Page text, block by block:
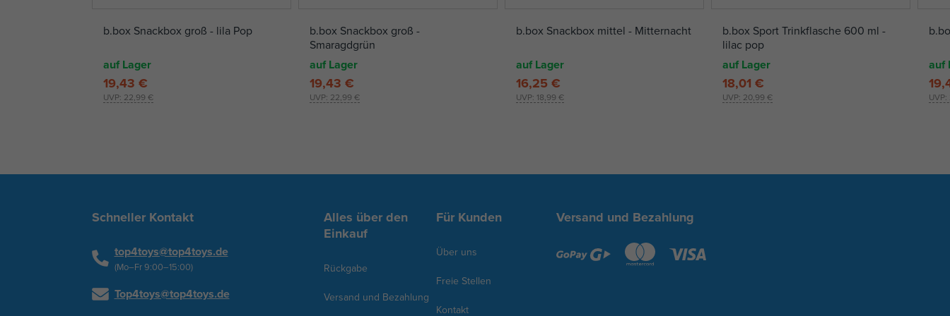
b.box Snackbox groß - lila Pop
auf Lager
UVP: 22,99 €
19,43 €
b.box Snackbox groß -
Smaragdgrün
auf Lager
UVP: 22,99 €
19,43 €
b.box Snackbox mittel - Mitternacht
auf Lager
UVP: 18,99 €
16,25 €
b.box Sport Trinkflasche 600 ml -
lilac pop
auf Lager
UVP: 20,99 €
18,01 €
auf
UVP:
Schneller Kontakt
top4toys@top4toys.de
(Mo–Fr 9:00–15:00)
Top4toys@top4toys.de
Alles über den
Einkauf
Rückgabe
Versand und Bezahlung
Für Kunden
Über uns
Freie Stellen
Kontakt
Versand und Bezahlung